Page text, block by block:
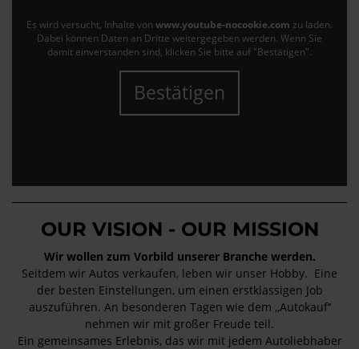
Es wird versucht, Inhalte von www.youtube-nocookie.com zu laden.
Dabei können Daten an Dritte weitergegeben werden. Wenn Sie
damit einverstanden sind, klicken Sie bitte auf "Bestätigen".
Bestätigen
OUR VISION - OUR MISSION
Wir wollen zum Vorbild unserer Branche werden.
Seitdem wir Autos verkaufen, leben wir unser Hobby. Eine
der besten Einstellungen, um einen erstklassigen Job
auszuführen. An besonderen Tagen wie dem ,,Autokauf‘‘
nehmen wir mit großer Freude teil.
Ein gemeinsames Erlebnis, das wir mit jedem Autoliebhaber